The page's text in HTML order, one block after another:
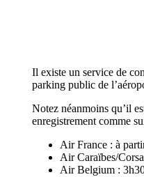
Il existe un service de
parking public de
Notez néanmoins qu’il
enregistrement comme
Air France : à
Air Caraïbes/
Air Belgium :